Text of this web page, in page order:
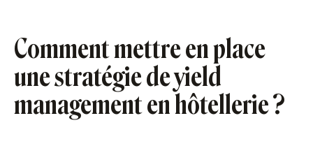
Comment mettre en place
une stratégie de yield
management en hôtellerie ?